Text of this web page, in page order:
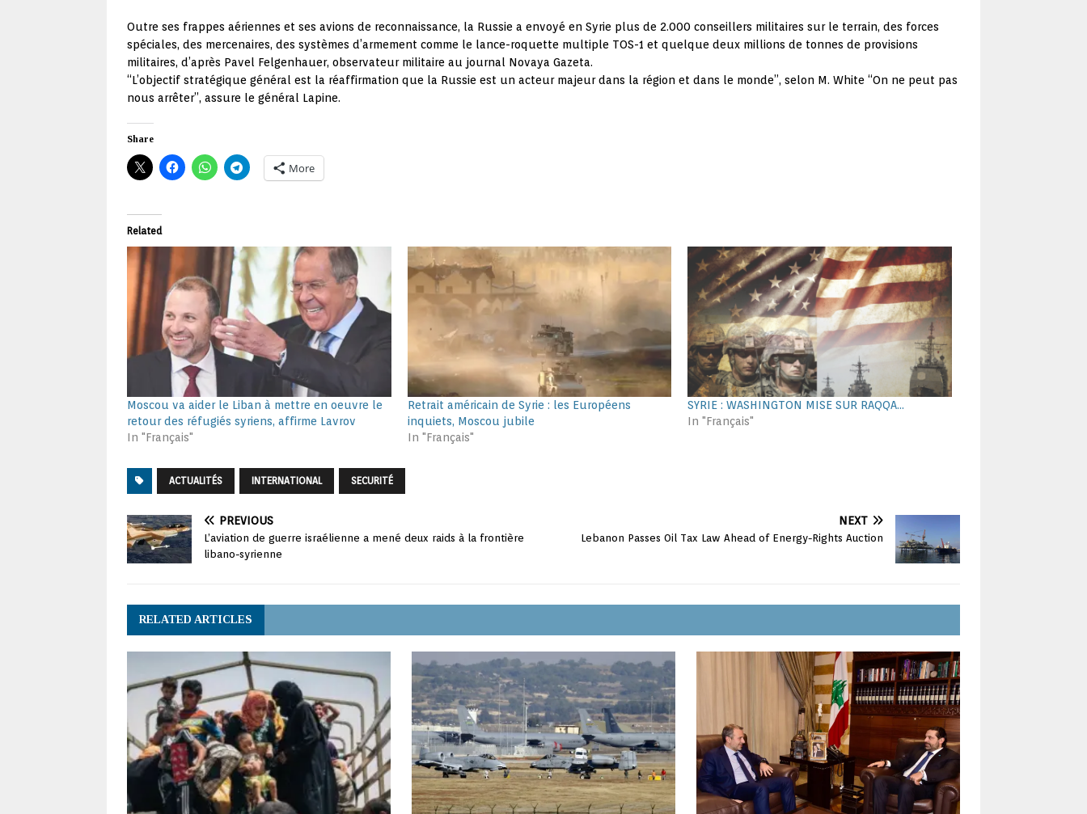
Outre ses frappes aériennes et ses avions de reconnaissance, la Russie a envoyé en Syrie plus de 2.000 conseillers militaires sur le terrain, des forces
spéciales, des mercenaires, des systèmes d’armement comme le lance-roquette multiple TOS-1 et quelque deux millions de tonnes de provisions
militaires, d’après Pavel Felgenhauer, observateur militaire au journal Novaya Gazeta.
“L’objectif stratégique général est la réaffirmation que la Russie est un acteur majeur dans la région et dans le monde”, selon M. White “On ne peut pas
nous arrêter”, assure le général Lapine.
Share
More
Related
Moscou va aider le Liban à mettre en oeuvre le
retour des réfugiés syriens, affirme Lavrov
In "Français"
Retrait américain de Syrie : les Européens
inquiets, Moscou jubile
In "Français"
SYRIE : WASHINGTON MISE SUR RAQQA…
In "Français"
ACTUALITÉS INTERNATIONAL SECURITÉ
PREVIOUS
L’aviation de guerre israélienne a mené deux raids à la frontière
libano-syrienne
NEXT
Lebanon Passes Oil Tax Law Ahead of Energy-Rights Auction
RELATED ARTICLES